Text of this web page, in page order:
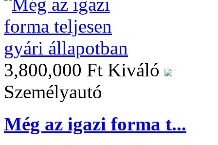
3,800,000 Ft Kiváló
Személyautó
Még az igazi forma t...